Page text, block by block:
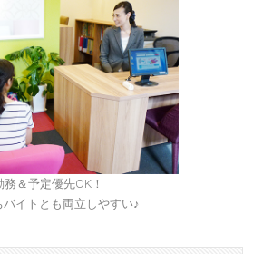
＆予定優先OK！
イトとも両立しやすい♪